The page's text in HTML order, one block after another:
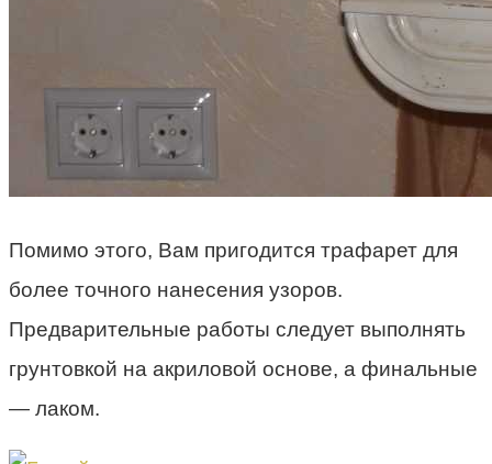
Помимо этого, Вам пригодится трафарет для
более точного нанесения узоров.
Предварительные работы следует выполнять
грунтовкой на акриловой основе, а финальные
— лаком.